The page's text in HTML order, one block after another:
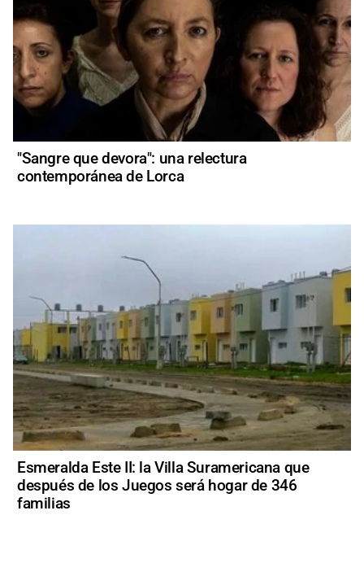
"Sangre que devora": una relectura
contemporánea de Lorca
Esmeralda Este II: la Villa Suramericana que
después de los Juegos será hogar de 346
familias